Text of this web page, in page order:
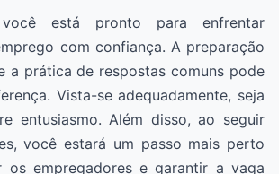
está pronto para enfrentar
com confiança. A preparação
a prática de respostas comuns pode
Vista-se adequadamente, seja
entusiasmo. Além disso, ao seguir
você estará um passo mais perto
os empregadores e garantir a vaga